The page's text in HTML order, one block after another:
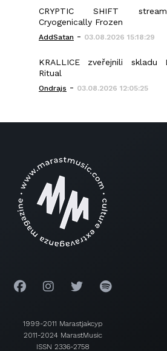
CRYPTIC SHIFT
Cryogenically Frozen
AddSatan - 03.08.2026 15:18:29
KRALLICE zveřejnili skladu
Ritual
Ondrajs - 03.08.2026 12:05:25
1999-2011 Marastjakcyp
2011-2024 MarastMusic
ISSN 2336-2758